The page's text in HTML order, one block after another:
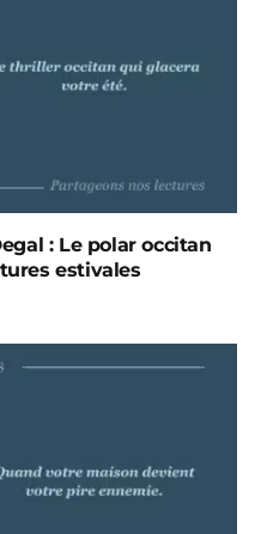
: Le polar occitan
estivales